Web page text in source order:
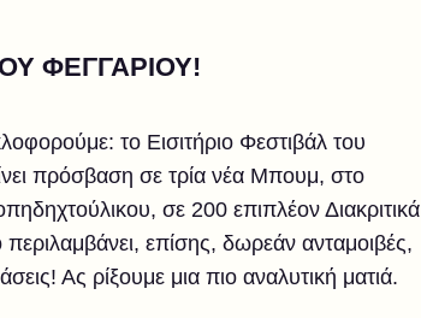
ΦΕΓΓΑΡΙΟΥ!
το Εισιτήριο Φεστιβάλ του
πρόσβαση σε τρία νέα Μπουμ, στο
σε 200 επιπλέον Διακριτικά
επίσης, δωρεάν ανταμοιβές,
Ας ρίξουμε μια πιο αναλυτική ματιά.